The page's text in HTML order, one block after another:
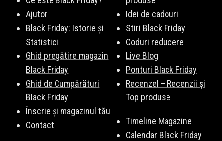
Ajutor
Black Friday: Istorie și
Statistici
Ghid pregătire magazin
Black Friday
Ghid de Cumpărături
Black Friday
Înscrie și magazinul tău
Contact
Idei de cadouri
Stiri Black Friday
Coduri reducere
Live Blog
Ponturi Black Friday
Recenzel – Recenzii și
Top produse
Timeline Magazine
Calendar Black Friday